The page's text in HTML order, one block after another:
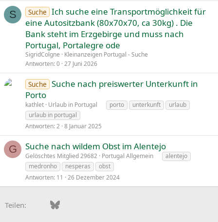
S Suche Ich suche eine Transportmöglichkeit für
eine Autositzbank (80x70x70, ca 30kg) . Die
Bank steht im Erzgebirge und muss nach
Portugal, Portalegre ode
SigridColgne
Kleinanzeigen Portugal - Suche
Antworten 0 27 Juni 2026
Suche Suche nach preiswerter Unterkunft in
Porto
kathlet Urlaub in Portugal porto unterkunft
urlaub
urlaub in portugal
Antworten 2 8 Januar 2025
G Suche nach wildem Obst im Alentejo
Gelöschtes Mitglied 29682 Portugal Allgemein
alentejo
medronho
nesperas
obst
Antworten 11 26 Dezember 2024
Teilen: FacebookBluesky